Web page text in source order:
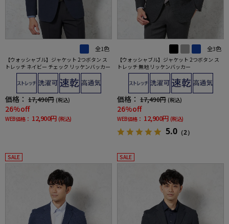
全1色
【ウォッシャブル】ジャケット 2つボタン ス
トレッチ ネイビー チェック リッケンバッカー
価格： 17,490円 (税込)
26%off
WEB価格： 12,900円 (税込)
全3色
【ウォッシャブル】ジャケット 2つボタン ス
トレッチ 無地 リッケンバッカー
価格： 17,490円 (税込)
26%off
WEB価格： 12,900円 (税込)
5.0 （2）
SALE SALE